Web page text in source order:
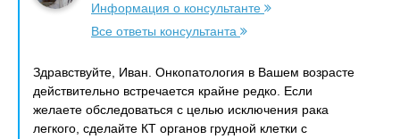
Информация о консультанте
Все ответы консультанта
Здравствуйте, Иван. Онкопатология в Вашем возрасте
действительно встречается крайне редко. Если
желаете обследоваться с целью исключения рака
легкого, сделайте КТ органов грудной клетки с